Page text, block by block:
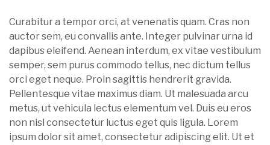
Curabitur a tempor orci, at venenatis quam. Cras non
auctor sem, eu convallis ante. Integer pulvinar urna id
dapibus eleifend. Aenean interdum, ex vitae vestibulum
semper, sem purus commodo tellus, nec dictum tellus
orci eget neque. Proin sagittis hendrerit gravida.
Pellentesque vitae maximus diam. Ut malesuada arcu
metus, ut vehicula lectus elementum vel. Duis eu eros
non nisl consectetur luctus eget quis ligula. Lorem
ipsum dolor sit amet, consectetur adipiscing elit. Ut et